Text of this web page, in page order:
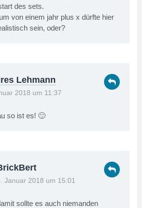
des sets.
von einem jahr plus x dürfte hier
sein, oder?
Lehmann
2018 um 11:37
so ist es! 🙂
Januar 2018 um 15:01
sollte es auch niemanden